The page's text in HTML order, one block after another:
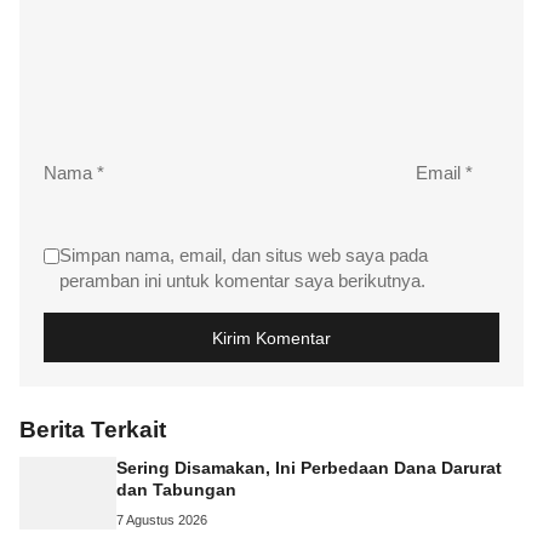
Nama * Email *
Simpan nama, email, dan situs web saya pada
peramban ini untuk komentar saya berikutnya.
Berita Terkait
Sering Disamakan, Ini Perbedaan Dana Darurat
dan Tabungan
7 Agustus 2026